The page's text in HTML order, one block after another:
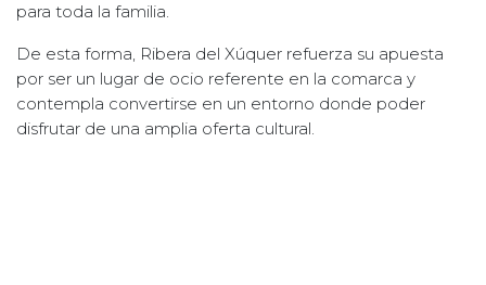
para toda la familia.
De esta forma, Ribera del Xúquer refuerza su apuesta
por ser un lugar de ocio referente en la comarca y
contempla convertirse en un entorno donde poder
disfrutar de una amplia oferta cultural.